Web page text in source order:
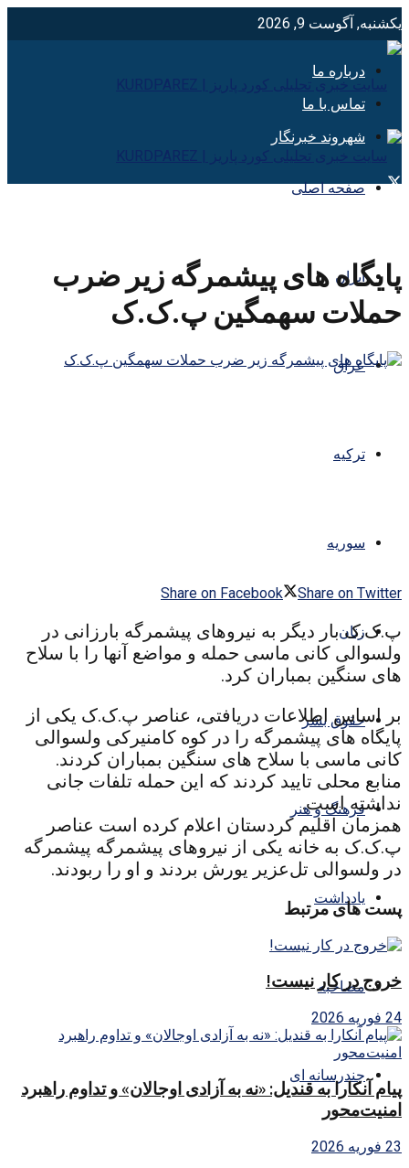
یکشنبه, آگوست 9, 2026
درباره ما
تماس با ما
شهروند خبرنگار
صفحه اصلی
ایران
عراق
ترکیه
سوریه
زنان
حقوق بشر
فرهنگ و هنر
یادداشت
مصاحبه
چندرسانه ای
پایگاه های پیشمرگه زیر ضرب
حملات سهمگین پ.ک.ک
Share on Facebook Share on Twitter
پ.ک.ک بار دیگر به نیروهای پیشمرگه بارزانی در
ولسوالی کانی ماسی حمله و مواضع آنها را با سلاح
های سنگین بمباران کرد.
بر اساس اطلاعات دریافتی، عناصر پ.ک.ک یکی از
پایگاه های پیشمرگه را در کوه کامنیرکی ولسوالی
کانی ماسی با سلاح های سنگین بمباران کردند.
منابع محلی تایید کردند که این حمله تلفات جانی
نداشته است.
همزمان اقلیم کردستان اعلام کرده است عناصر
پ.ک.ک به خانه یکی از نیروهای پیشمرگه پیشمرگه
در ولسوالی تل‌عزیر یورش بردند و او را ربودند.
پست های مرتبط
خروج در کار نیست!
24 فوریه 2026
پیام آنکارا به قندیل: «نه به آزادی اوجالان» و تداوم راهبرد
امنیت‌محور
23 فوریه 2026